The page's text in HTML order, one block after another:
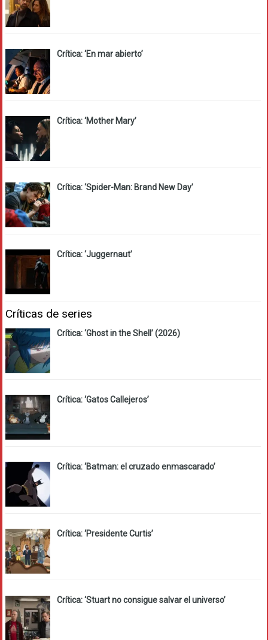
Crítica: ‘En mar abierto’
Crítica: ‘Mother Mary’
Crítica: ‘Spider-Man: Brand New Day’
Crítica: ‘Juggernaut’
Críticas de series
Crítica: ‘Ghost in the Shell’ (2026)
Crítica: ‘Gatos Callejeros’
Crítica: ‘Batman: el cruzado enmascarado’
Crítica: ‘Presidente Curtis’
Crítica: ‘Stuart no consigue salvar el universo’